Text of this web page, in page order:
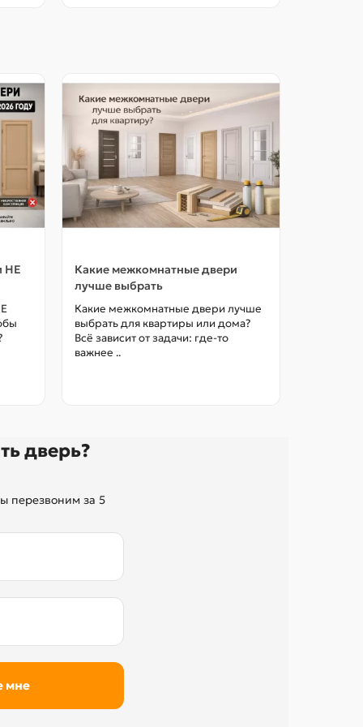
НЕ
Какие межкомнатные двери
лучше выбрать
Какие межкомнатные двери лучше
выбрать для квартиры или дома?
Всё зависит от задачи: где-то
важнее ..
дверь?
перезвоним за 5